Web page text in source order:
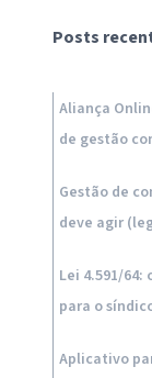
Posts
Aliança
de gestão
Gestão de
deve agir
Lei 4.591/
para o
Aplicativo